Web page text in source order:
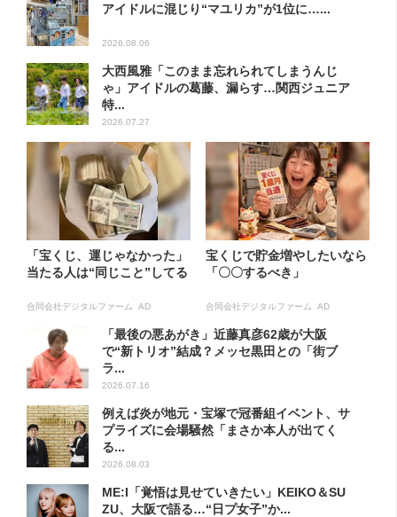
アイドルに混じり“マユリカ”が1位に…...
2026.08.06
大西風雅「このまま忘れられてしまうんじ
ゃ」アイドルの葛藤、漏らす…関西ジュニア
特...
2026.07.27
「宝くじ、運じゃなかった」
当たる人は“同じこと”してる
合同会社デジタルファーム AD
宝くじで貯金増やしたいなら
「〇〇するべき」
合同会社デジタルファーム AD
「最後の悪あがき」近藤真彦62歳が大阪
で“新トリオ”結成？メッセ黒田との「街ブ
ラ...
2026.07.16
例えば炎が地元・宝塚で冠番組イベント、サ
プライズに会場騒然「まさか本人が出てく
る...
2026.08.03
ME:I「覚悟は見せていきたい」KEIKO＆SU
ZU、大阪で語る…“日プ女子”か...